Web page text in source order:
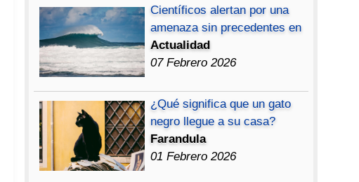
Científicos alertan por una
amenaza sin precedentes en
Actualidad
07 Febrero 2026
¿Qué significa que un gato
negro llegue a su casa?
Farandula
01 Febrero 2026